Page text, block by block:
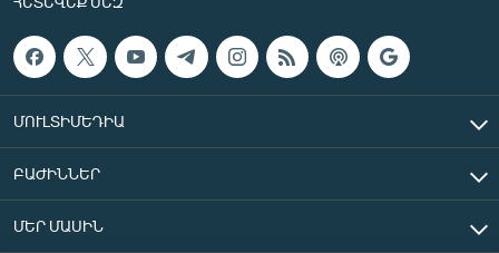
ՄՈՒԼՏԻՄԵԴԻԱ
ԲԱԺԻՆՆԵՐ
ՄԵՐ ՄԱՍԻՆ